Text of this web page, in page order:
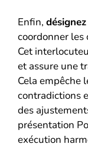
Enfin,
coordonner les
Cet
et assure une
Cela empêche
contradictions
des
présentation
exécution